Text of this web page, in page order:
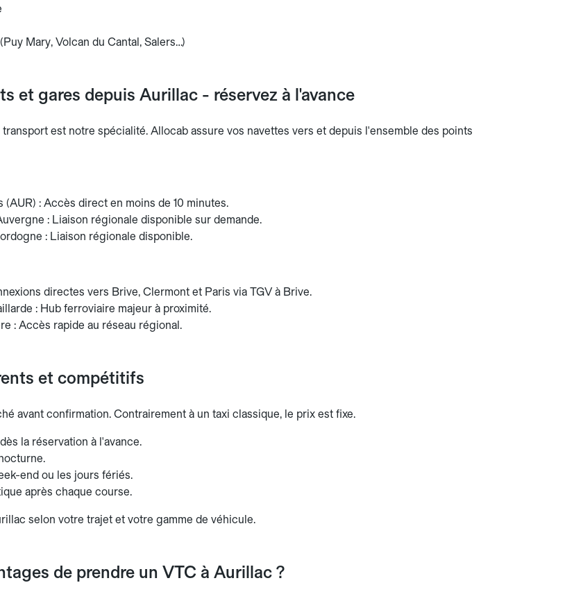
Mary, Volcan du Cantal, Salers…)
et gares depuis Aurillac - réservez à l'avance
est notre spécialité. Allocab assure vos navettes vers et depuis l'ensemble des points
: Accès direct en moins de 10 minutes.
: Liaison régionale disponible sur demande.
: Liaison régionale disponible.
directes vers Brive, Clermont et Paris via TGV à Brive.
: Hub ferroviaire majeur à proximité.
: Accès rapide au réseau régional.
et compétitifs
avant confirmation. Contrairement à un taxi classique, le prix est fixe.
la réservation à l'avance.
end ou les jours fériés.
après chaque course.
selon votre trajet et votre gamme de véhicule.
de prendre un VTC à Aurillac ?